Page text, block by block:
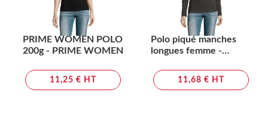
PRIME WOMEN POLO
200g - PRIME WOMEN
11,25 € HT
Polo piqué manches
longues femme -
11,68 € HT